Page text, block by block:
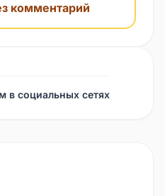
комментарий
в социальных сетях